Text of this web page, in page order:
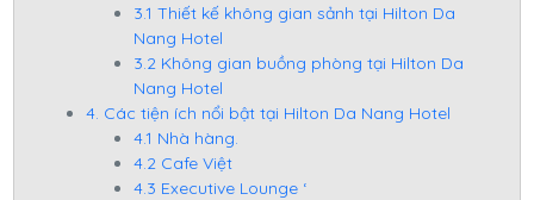
3.1 Thiết kế không gian sảnh tại Hilton Da
Nang Hotel
3.2 Không gian buồng phòng tại Hilton Da
Nang Hotel
4. Các tiện ích nổi bật tại Hilton Da Nang Hotel
4.1 Nhà hàng.
4.2 Cafe Việt
4.3 Executive Lounge ‘